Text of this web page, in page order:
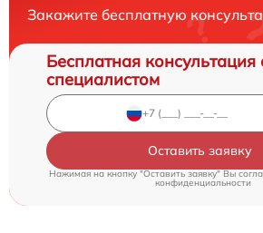
Закажите бесплатную
Бесплатная консультация
специалистом
Оставить заявку
Нажимая на кнопку "Оставить заявку" Вы
конфиденциальности